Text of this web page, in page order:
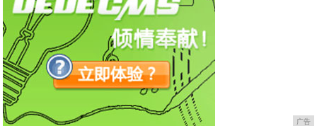
广告